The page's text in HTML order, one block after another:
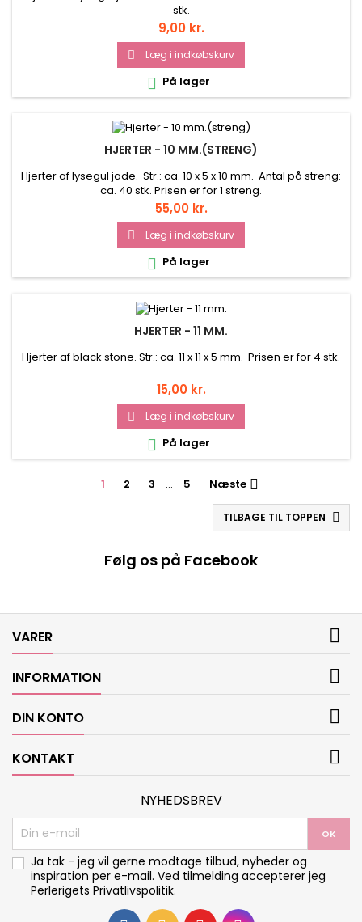
stk.
Pris
9,00 kr.
 Læg i indkøbskurv
 På lager
HJERTER - 10 MM.(STRENG)
Hjerter af lysegul jade. Str.: ca. 10 x 5 x 10 mm. Antal på streng:
ca. 40 stk. Prisen er for 1 streng.
Pris
55,00 kr.
 Læg i indkøbskurv
 På lager
HJERTER - 11 MM.
Hjerter af black stone. Str.: ca. 11 x 11 x 5 mm. Prisen er for 4 stk.
Pris
15,00 kr.
 Læg i indkøbskurv
 På lager
1 2 3 … 5 Næste 
TILBAGE TIL TOPPEN 
Følg os på Facebook
VARER 
INFORMATION 
DIN KONTO 
KONTAKT 
NYHEDSBREV
Ja tak - jeg vil gerne modtage tilbud, nyheder og
inspiration per e-mail. Ved tilmelding accepterer jeg
Perlerigets Privatlivspolitik.